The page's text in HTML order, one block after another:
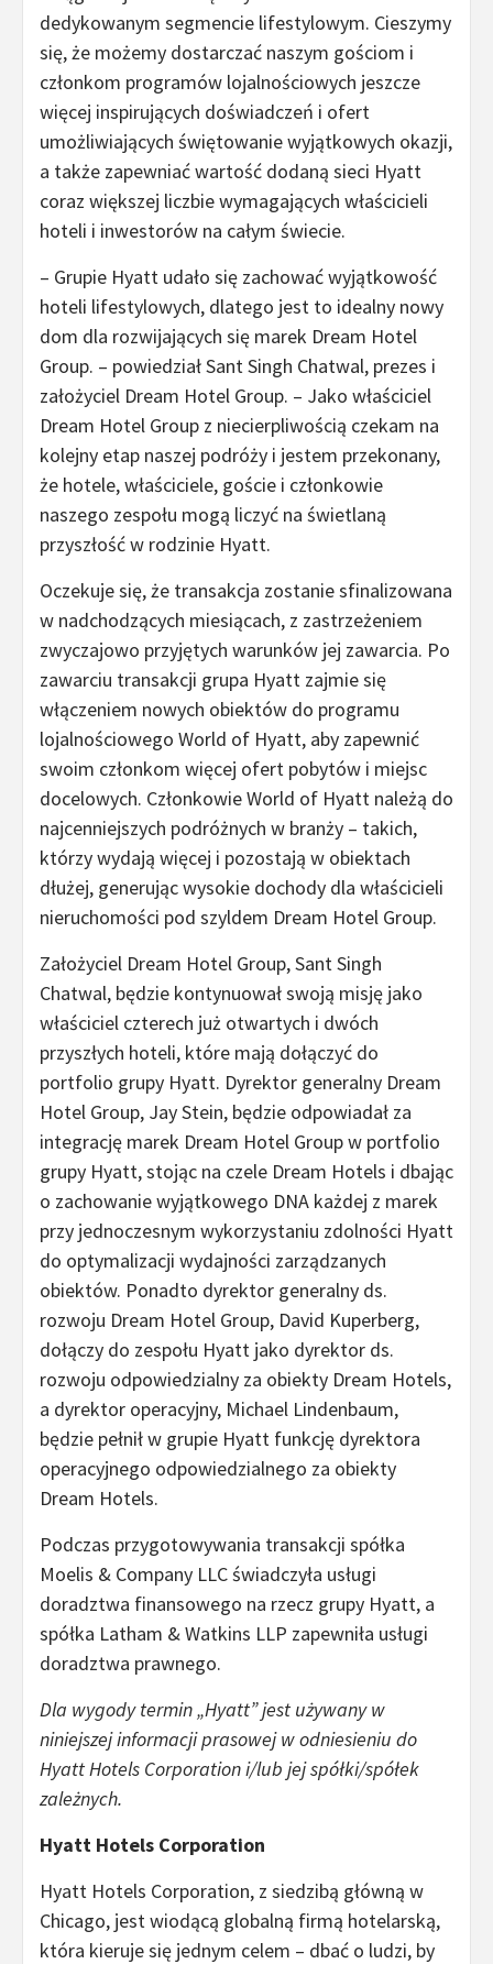
dedykowanym segmencie lifestylowym. Cieszymy
się, że możemy dostarczać naszym gościom i
członkom programów lojalnościowych jeszcze
więcej inspirujących doświadczeń i ofert
umożliwiających świętowanie wyjątkowych okazji,
a także zapewniać wartość dodaną sieci Hyatt
coraz większej liczbie wymagających właścicieli
hoteli i inwestorów na całym świecie.
– Grupie Hyatt udało się zachować wyjątkowość
hoteli lifestylowych, dlatego jest to idealny nowy
dom dla rozwijających się marek Dream Hotel
Group. – powiedział Sant Singh Chatwal, prezes i
założyciel Dream Hotel Group. – Jako właściciel
Dream Hotel Group z niecierpliwością czekam na
kolejny etap naszej podróży i jestem przekonany,
że hotele, właściciele, goście i członkowie
naszego zespołu mogą liczyć na świetlaną
przyszłość w rodzinie Hyatt.
Oczekuje się, że transakcja zostanie sfinalizowana
w nadchodzących miesiącach, z zastrzeżeniem
zwyczajowo przyjętych warunków jej zawarcia. Po
zawarciu transakcji grupa Hyatt zajmie się
włączeniem nowych obiektów do programu
lojalnościowego World of Hyatt, aby zapewnić
swoim członkom więcej ofert pobytów i miejsc
docelowych. Członkowie World of Hyatt należą do
najcenniejszych podróżnych w branży – takich,
którzy wydają więcej i pozostają w obiektach
dłużej, generując wysokie dochody dla właścicieli
nieruchomości pod szyldem Dream Hotel Group.
Założyciel Dream Hotel Group, Sant Singh
Chatwal, będzie kontynuował swoją misję jako
właściciel czterech już otwartych i dwóch
przyszłych hoteli, które mają dołączyć do
portfolio grupy Hyatt. Dyrektor generalny Dream
Hotel Group, Jay Stein, będzie odpowiadał za
integrację marek Dream Hotel Group w portfolio
grupy Hyatt, stojąc na czele Dream Hotels i dbając
o zachowanie wyjątkowego DNA każdej z marek
przy jednoczesnym wykorzystaniu zdolności Hyatt
do optymalizacji wydajności zarządzanych
obiektów. Ponadto dyrektor generalny ds.
rozwoju Dream Hotel Group, David Kuperberg,
dołączy do zespołu Hyatt jako dyrektor ds.
rozwoju odpowiedzialny za obiekty Dream Hotels,
a dyrektor operacyjny, Michael Lindenbaum,
będzie pełnił w grupie Hyatt funkcję dyrektora
operacyjnego odpowiedzialnego za obiekty
Dream Hotels.
Podczas przygotowywania transakcji spółka
Moelis & Company LLC świadczyła usługi
doradztwa finansowego na rzecz grupy Hyatt, a
spółka Latham & Watkins LLP zapewniła usługi
doradztwa prawnego.
Dla wygody termin „Hyatt” jest używany w
niniejszej informacji prasowej w odniesieniu do
Hyatt Hotels Corporation i/lub jej spółki/spółek
zależnych.
Hyatt Hotels Corporation
Hyatt Hotels Corporation, z siedzibą główną w
Chicago, jest wiodącą globalną firmą hotelarską,
która kieruje się jednym celem – dbać o ludzi, by